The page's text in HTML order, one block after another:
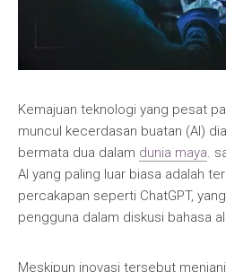
Kemajuan teknologi yang pesat
muncul kecerdasan buatan (AI)
bermata dua dalam dunia maya .
AI yang paling luar biasa adalah
percakapan seperti ChatGPT,
pengguna dalam diskusi bahasa
Meskipun inovasi tersebut